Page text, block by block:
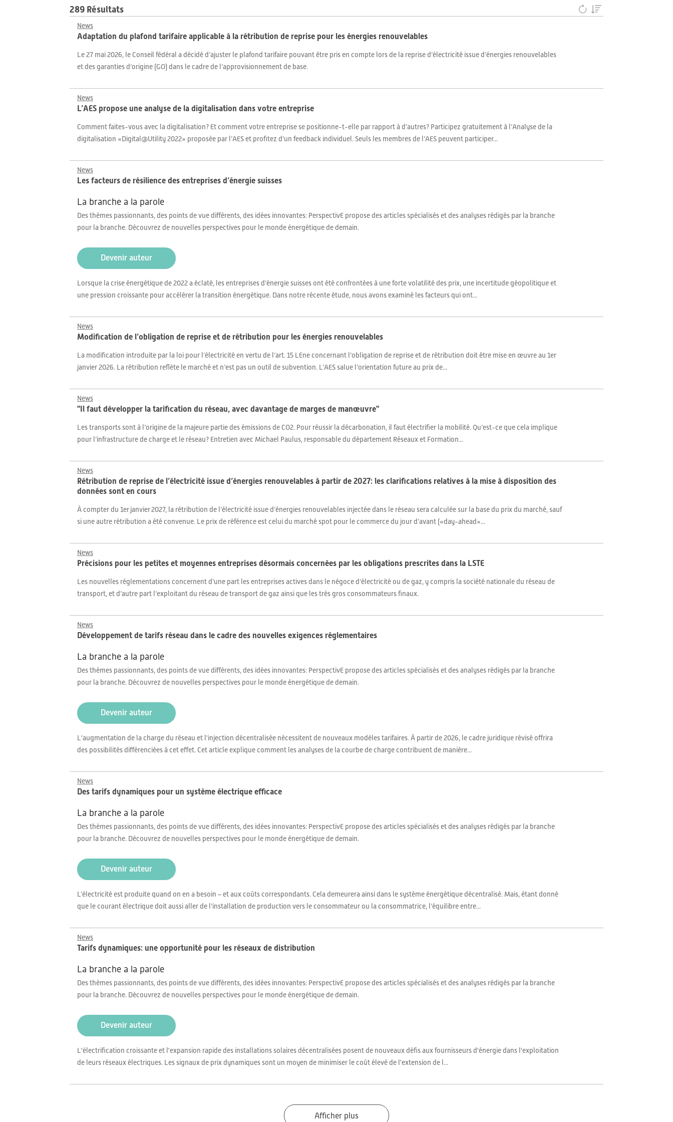
289 Résultats
News
Adaptation du plafond tarifaire applicable à la rétribution de reprise pour les énergies renouvelables
Le 27 mai 2026, le Conseil fédéral a décidé d’ajuster le plafond tarifaire pouvant être pris en compte lors de la reprise d’électricité issue d’énergies renouvelables
et des garanties d’origine (GO) dans le cadre de l’approvisionnement de base.
News
L’AES propose une analyse de la digitalisation dans votre entreprise
Comment faites-vous avec la digitalisation? Et comment votre entreprise se positionne-t-elle par rapport à d’autres? Participez gratuitement à l’Analyse de la
digitalisation «Digital@Utility 2022» proposée par l’AES et profitez d’un feedback individuel. Seuls les membres de l’AES peuvent participer...
News
Les facteurs de résilience des entreprises d’énergie suisses
La branche a la parole
Des thèmes passionnants, des points de vue différents, des idées innovantes: PerspectivE propose des articles spécialisés et des analyses rédigés par la branche
pour la branche. Découvrez de nouvelles perspectives pour le monde énergétique de demain.
Devenir auteur
Lorsque la crise énergétique de 2022 a éclaté, les entreprises d’énergie suisses ont été confrontées à une forte volatilité des prix, une incertitude géopolitique et
une pression croissante pour accélérer la transition énergétique. Dans notre récente étude, nous avons examiné les facteurs qui ont...
News
Modification de l’obligation de reprise et de rétribution pour les énergies renouvelables
La modification introduite par la loi pour l’électricité en vertu de l’art. 15 LEne concernant l’obligation de reprise et de rétribution doit être mise en œuvre au 1er
janvier 2026. La rétribution reflète le marché et n’est pas un outil de subvention. L’AES salue l’orientation future au prix de...
News
"Il faut développer la tarification du réseau, avec davantage de marges de manœuvre"
Les transports sont à l’origine de la majeure partie des émissions de CO2. Pour réussir la décarbonation, il faut électrifier la mobilité. Qu’est-ce que cela implique
pour l’infrastructure de charge et le réseau? Entretien avec Michael Paulus, responsable du département Réseaux et Formation...
News
Rétribution de reprise de l’électricité issue d’énergies renouvelables à partir de 2027: les clarifications relatives à la mise à disposition des
données sont en cours
À compter du 1er janvier 2027, la rétribution de l’électricité issue d’énergies renouvelables injectée dans le réseau sera calculée sur la base du prix du marché, sauf
si une autre rétribution a été convenue. Le prix de référence est celui du marché spot pour le commerce du jour d’avant («day-ahead»...
News
Précisions pour les petites et moyennes entreprises désormais concernées par les obligations prescrites dans la LSTE
Les nouvelles réglementations concernent d’une part les entreprises actives dans le négoce d’électricité ou de gaz, y compris la société nationale du réseau de
transport, et d’autre part l’exploitant du réseau de transport de gaz ainsi que les très gros consommateurs finaux.
News
Développement de tarifs réseau dans le cadre des nouvelles exigences réglementaires
La branche a la parole
Des thèmes passionnants, des points de vue différents, des idées innovantes: PerspectivE propose des articles spécialisés et des analyses rédigés par la branche
pour la branche. Découvrez de nouvelles perspectives pour le monde énergétique de demain.
Devenir auteur
L'augmentation de la charge du réseau et l'injection décentralisée nécessitent de nouveaux modèles tarifaires. À partir de 2026, le cadre juridique révisé offrira
des possibilités différenciées à cet effet. Cet article explique comment les analyses de la courbe de charge contribuent de manière...
News
Des tarifs dynamiques pour un système électrique efficace
La branche a la parole
Des thèmes passionnants, des points de vue différents, des idées innovantes: PerspectivE propose des articles spécialisés et des analyses rédigés par la branche
pour la branche. Découvrez de nouvelles perspectives pour le monde énergétique de demain.
Devenir auteur
L’électricité est produite quand on en a besoin – et aux coûts correspondants. Cela demeurera ainsi dans le système énergétique décentralisé. Mais, étant donné
que le courant électrique doit aussi aller de l’installation de production vers le consommateur ou la consommatrice, l’équilibre entre...
News
Tarifs dynamiques: une opportunité pour les réseaux de distribution
La branche a la parole
Des thèmes passionnants, des points de vue différents, des idées innovantes: PerspectivE propose des articles spécialisés et des analyses rédigés par la branche
pour la branche. Découvrez de nouvelles perspectives pour le monde énergétique de demain.
Devenir auteur
L'électrification croissante et l'expansion rapide des installations solaires décentralisées posent de nouveaux défis aux fournisseurs d'énergie dans l'exploitation
de leurs réseaux électriques. Les signaux de prix dynamiques sont un moyen de minimiser le coût élevé de l'extension de l...
Afficher plus